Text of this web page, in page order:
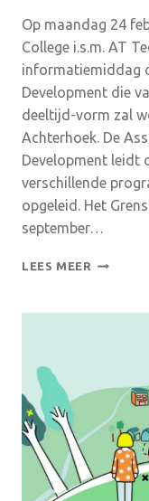
Op maandag 24
College i.s.m. AT
informatiemiddag
Development die
deeltijd-vorm zal
Achterhoek. De
Development leidt
verschillende
opgeleid. Het
september…
LEES MEER